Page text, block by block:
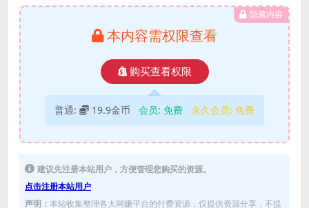
隐藏内容
本内容需权限查看
购买查看权限
普通: 19.9金币 会员: 免费 永久会员: 免费
建议先注册本站用户，方便管理您购买的资源。
点击注册本站用户
声明： 本站收集整理各大网赚平台的付费资源，仅提供资源分享，不提